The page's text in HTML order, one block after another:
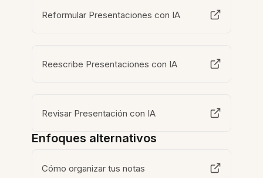
Reformular Presentaciones con IA
Reescribe Presentaciones con IA
Revisar Presentación con IA
Enfoques alternativos
Cómo organizar tus notas